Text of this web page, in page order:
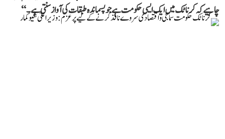
چاہیے کہ کرناٹک میں ایک ایسی حکومت ہے جو پسماندہ طبقات کی آواز سنتی ہے۔‘‘